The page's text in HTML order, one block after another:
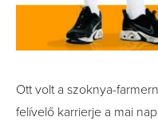
Ott volt a szoknya-
felívelő karrierje a mai